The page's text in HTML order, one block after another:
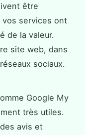
être
services ont
de la valeur.
site web, dans
sociaux.
Google My
très utiles.
avis et